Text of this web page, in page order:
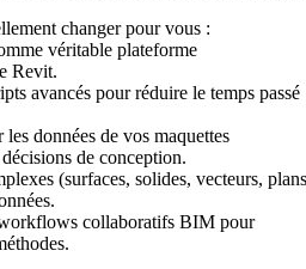
changer pour vous :
véritable plateforme
Revit.
avancés pour réduire le temps passé
données de vos maquettes
de conception.
(surfaces, solides, vecteurs,
collaboratifs BIM pour